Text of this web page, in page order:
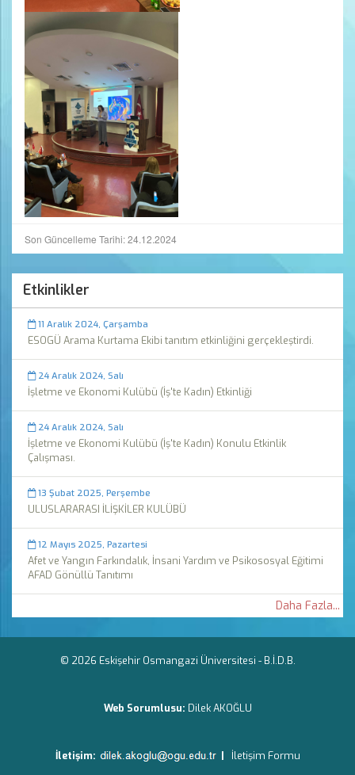
Son Güncelleme Tarihi: 24.12.2024
Etkinlikler
11 Aralık 2024, Çarşamba
ESOGÜ Arama Kurtama Ekibi tanıtım etkinliğini gerçekleştirdi.
24 Aralık 2024, Salı
İşletme ve Ekonomi Kulübü (İş'te Kadın) Etkinliği
24 Aralık 2024, Salı
İşletme ve Ekonomi Kulübü (İş'te Kadın) Konulu Etkinlik
Çalışması.
13 Şubat 2025, Perşembe
ULUSLARARASI İLİŞKİLER KULÜBÜ
12 Mayıs 2025, Pazartesi
Afet ve Yangın Farkındalık, İnsani Yardım ve Psikososyal Eğitimi
AFAD Gönüllü Tanıtımı
Daha Fazla...
© 2026 Eskişehir Osmangazi Üniversitesi - B.İ.D.B.
Web Sorumlusu: Dilek AKOĞLU
İletişim: | İletişim Formu